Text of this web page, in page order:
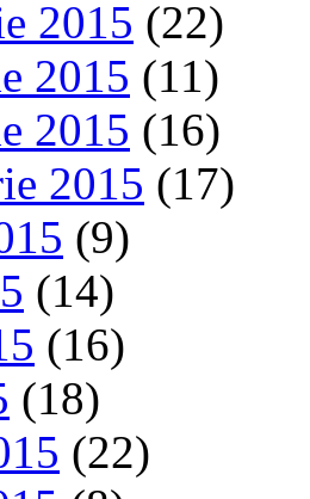
2015 (22)
2015 (11)
2015 (16)
2015 (17)
(9)
(14)
(16)
(18)
(22)